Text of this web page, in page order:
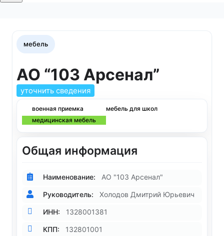
мебель
АО “103 Арсенал”
уточнить сведения
военная приемка
мебель для школ
медицинская мебель
Общая информация
Наименование: АО "103 Арсенал"
Руководитель: Холодов Дмитрий Юрьевич
ИНН: 1328001381
КПП: 132801001